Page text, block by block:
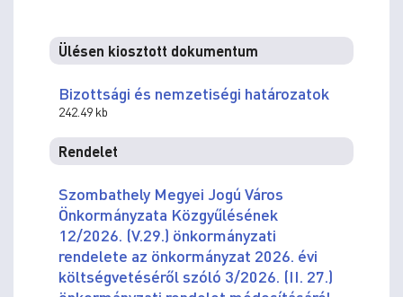
Ülésen kiosztott dokumentum
Bizottsági és nemzetiségi határozatok
242.49 kb
Rendelet
Szombathely Megyei Jogú Város
Önkormányzata Közgyűlésének
12/2026. (V.29.) önkormányzati
rendelete az önkormányzat 2026. évi
költségvetéséről szóló 3/2026. (II. 27.)